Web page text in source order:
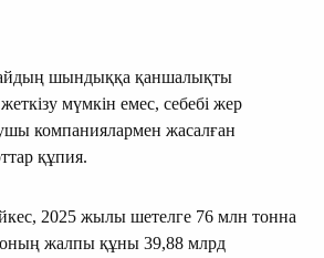
шындыққа қаншалықты
мүмкін емес, себебі жер
компаниялармен жасалған
құпия.
2025 жылы шетелге 76 млн тонна
жалпы құны 39,88 млрд